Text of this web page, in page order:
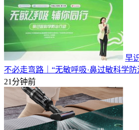
早
不必走弯路｜“无敏呼吸·鼻过敏科学防
21分钟前